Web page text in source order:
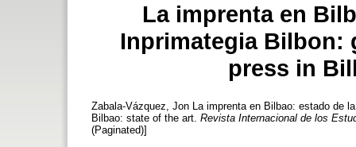
La imprenta en
Inprimategia Bilbon:
press in
Zabala-Vázquez, Jon La imprenta en Bilbao: estado de
Bilbao: state of the art. Revista Internacional de los
(Paginated)]